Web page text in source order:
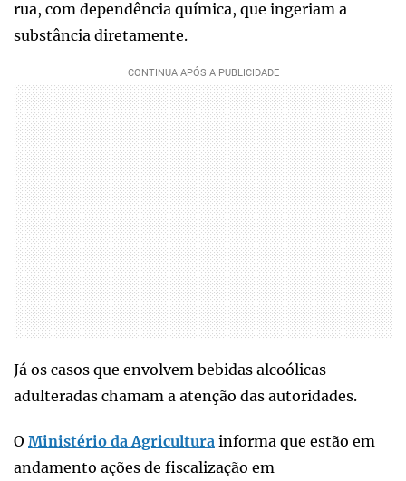
rua, com dependência química, que ingeriam a
substância diretamente.
Já os casos que envolvem bebidas alcoólicas
adulteradas chamam a atenção das autoridades.
O Ministério da Agricultura informa que estão em
andamento ações de fiscalização em